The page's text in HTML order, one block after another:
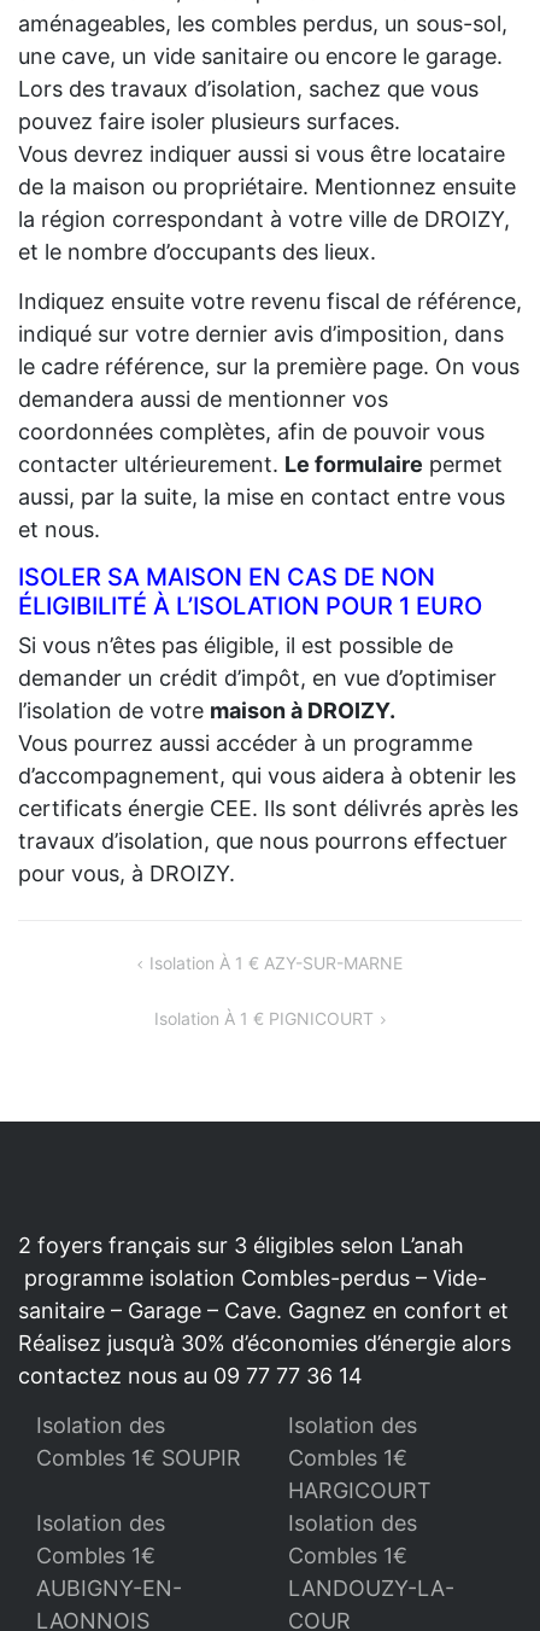
aménageables, les combles perdus, un sous-sol,
une cave, un vide sanitaire ou encore le garage.
Lors des travaux d’isolation, sachez que vous
pouvez faire isoler plusieurs surfaces.
Vous devrez indiquer aussi si vous être locataire
de la maison ou propriétaire. Mentionnez ensuite
la région correspondant à votre ville de DROIZY,
et le nombre d’occupants des lieux.
Indiquez ensuite votre revenu fiscal de référence,
indiqué sur votre dernier avis d’imposition, dans
le cadre référence, sur la première page. On vous
demandera aussi de mentionner vos
coordonnées complètes, afin de pouvoir vous
contacter ultérieurement. Le formulaire permet
aussi, par la suite, la mise en contact entre vous
et nous.
ISOLER SA MAISON EN CAS DE NON
ÉLIGIBILITÉ À L’ISOLATION POUR 1 EURO
Si vous n’êtes pas éligible, il est possible de
demander un crédit d’impôt, en vue d’optimiser
l’isolation de votre maison à DROIZY.
Vous pourrez aussi accéder à un programme
d’accompagnement, qui vous aidera à obtenir les
certificats énergie CEE. Ils sont délivrés après les
travaux d’isolation, que nous pourrons effectuer
pour vous, à DROIZY.
NAVIGATIONIsolation À 1 € AZY-SUR-MARNE
Isolation À 1 € PIGNICOURT
2 foyers français sur 3 éligibles selon L’anah
programme isolation Combles-perdus – Vide-
sanitaire – Garage – Cave. Gagnez en confort et
Réalisez jusqu’à 30% d’économies d’énergie alors
contactez nous au 09 77 77 36 14
Isolation des
Combles 1€ SOUPIR
Isolation des
Combles 1€
HARGICOURT
Isolation des
Combles 1€
AUBIGNY-EN-
LAONNOIS
Isolation des
Combles 1€
LANDOUZY-LA-
COUR